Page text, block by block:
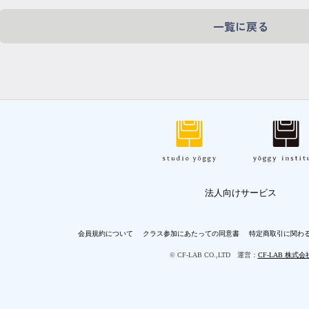
一覧に戻る
法人向けサービス
会員規約について クラス参加にあたっての同意書 特定商取引に関わ
© CF-LAB CO.,LTD 運営： CF-LAB 株式会